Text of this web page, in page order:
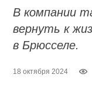
В компании
вернуть к
в Брюсселе.
18 октября 2024